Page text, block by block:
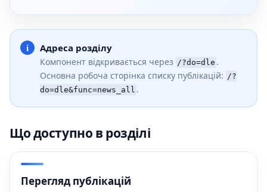
Адреса розділу
Компонент відкривається через /?do=dle .
Основна робоча сторінка списку публікацій: /?
do=dle&func=news_all .
Що доступно в розділі
Перегляд публікацій